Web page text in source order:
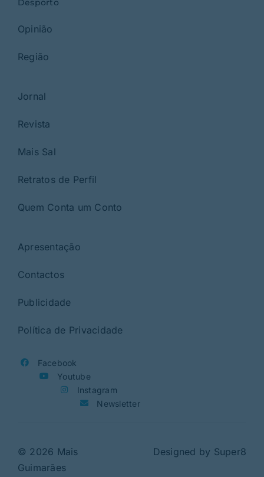
Opinião
Região
Jornal
Revista
Mais Sal
Retratos de Perfil
Quem Conta um Conto
Apresentação
Contactos
Publicidade
Política de Privacidade
Facebook
Youtube
Instagram
Newsletter
© 2026 Mais
Guimarães
Designed by Super8